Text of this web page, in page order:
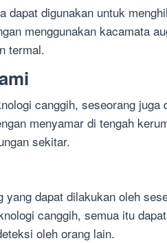
dapat digunakan untuk
menggunakan kacamata
termal.
canggih, seseorang juga
menyamar di tengah
sekitar.
dapat dilakukan oleh
canggih, semua itu
oleh orang lain.